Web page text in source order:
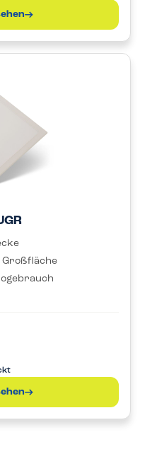
Nelio 60 x 60 UGR
Großfläche